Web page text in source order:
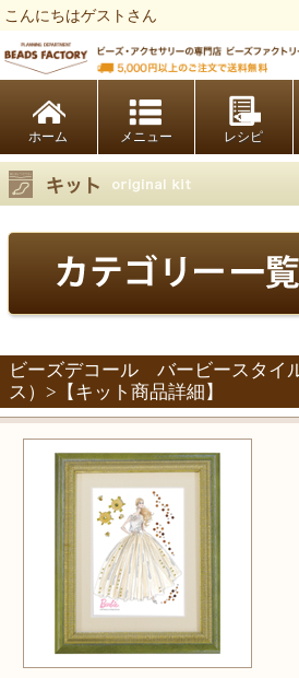
こんにちはゲストさん
ホーム レシピ
ビーズデコール バービースタイ
ス）>【キット商品詳細】